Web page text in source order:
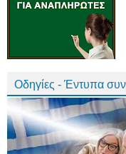
Οδηγίες - Έντυπα